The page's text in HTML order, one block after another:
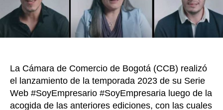
La Cámara de Comercio de Bogotá (CCB) realizó
el lanzamiento de la temporada 2023 de su Serie
Web #SoyEmpresario #SoyEmpresaria luego de la
acogida de las anteriores ediciones, con las cuales